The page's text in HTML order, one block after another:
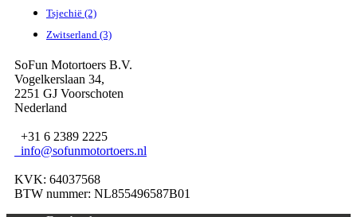
Tsjechië (2)
Zwitserland (3)
SoFun Motortoers B.V.
Vogelkerslaan 34,
2251 GJ Voorschoten
Nederland
+31 6 2389 2225
info@sofunmotortoers.nl
KVK: 64037568
BTW nummer: NL855496587B01